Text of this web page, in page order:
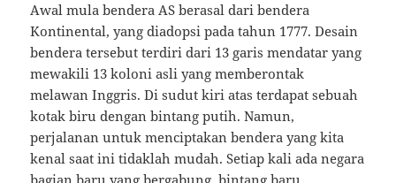
Awal mula bendera AS berasal dari bendera
Kontinental, yang diadopsi pada tahun 1777. Desain
bendera tersebut terdiri dari 13 garis mendatar yang
mewakili 13 koloni asli yang memberontak
melawan Inggris. Di sudut kiri atas terdapat sebuah
kotak biru dengan bintang putih. Namun,
perjalanan untuk menciptakan bendera yang kita
kenal saat ini tidaklah mudah. Setiap kali ada negara